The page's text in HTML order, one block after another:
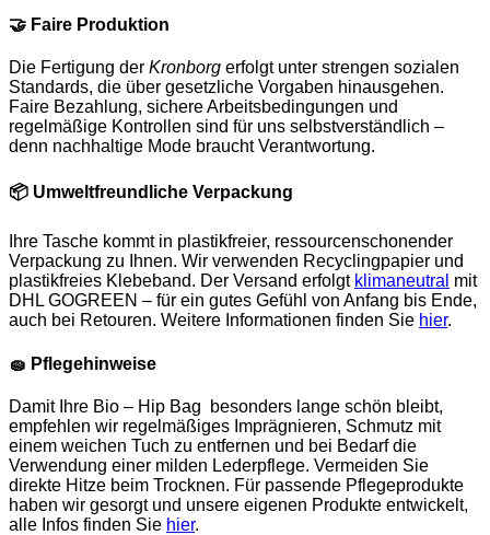
🤝 Faire Produktion
Die Fertigung der Kronborg erfolgt unter strengen sozialen
Standards, die über gesetzliche Vorgaben hinausgehen.
Faire Bezahlung, sichere Arbeitsbedingungen und
regelmäßige Kontrollen sind für uns selbstverständlich –
denn nachhaltige Mode braucht Verantwortung.
📦 Umweltfreundliche Verpackung
Ihre Tasche kommt in plastikfreier, ressourcenschonender
Verpackung zu Ihnen. Wir verwenden Recyclingpapier und
plastikfreies Klebeband. Der Versand erfolgt klimaneutral mit
DHL GOGREEN – für ein gutes Gefühl von Anfang bis Ende,
auch bei Retouren. Weitere Informationen finden Sie hier.
🧽 Pflegehinweise
Damit Ihre Bio – Hip Bag besonders lange schön bleibt,
empfehlen wir regelmäßiges Imprägnieren, Schmutz mit
einem weichen Tuch zu entfernen und bei Bedarf die
Verwendung einer milden Lederpflege. Vermeiden Sie
direkte Hitze beim Trocknen. Für passende Pflegeprodukte
haben wir gesorgt und unsere eigenen Produkte entwickelt,
alle Infos finden Sie hier.